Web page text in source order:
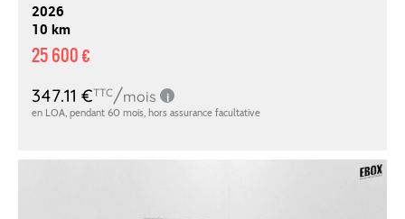
2026
10 km
25 600 €